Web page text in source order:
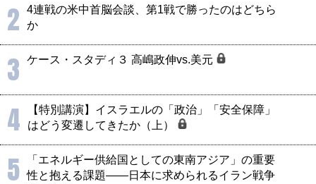
2
4連戦の米中首脳会談、第1戦で勝ったのはどちら
か
3 ケース・スタディ３ 高嶋政伸vs.美元
4
【特別講演】イスラエルの「政治」「安全保障」
はどう変遷してきたか（上）
5
「エネルギー供給国としての東南アジア」の重要
性と抱える課題――日本に求められるイラン戦争